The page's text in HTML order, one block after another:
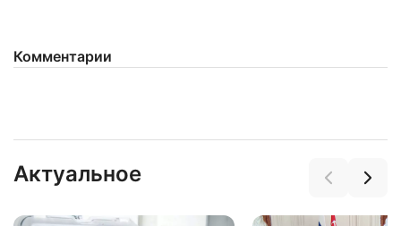
Комментарии
АктуальноеНажимая на кнопку "Отправить" вы